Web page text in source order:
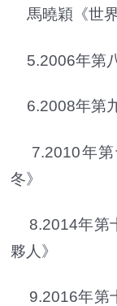
馬曉穎《世界
5.2006年第八
6.2008年第
7.2010年第
冬》
8.2014年第
夥人》
9.2016年第